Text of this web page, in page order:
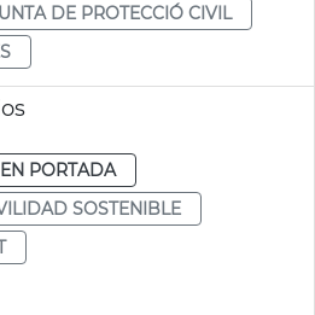
DE PROTECCIÓ CIVIL
EN PORTADA
SOSTENIBLE